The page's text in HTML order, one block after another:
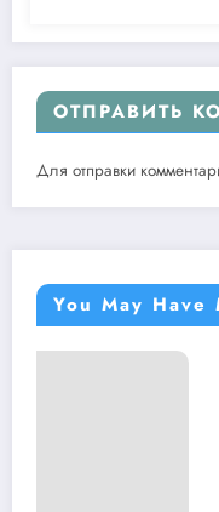
ОТПРАВИТЬ
Для отправки
You May Have